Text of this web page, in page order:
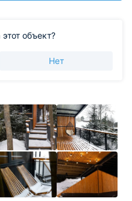
объект?
Нет